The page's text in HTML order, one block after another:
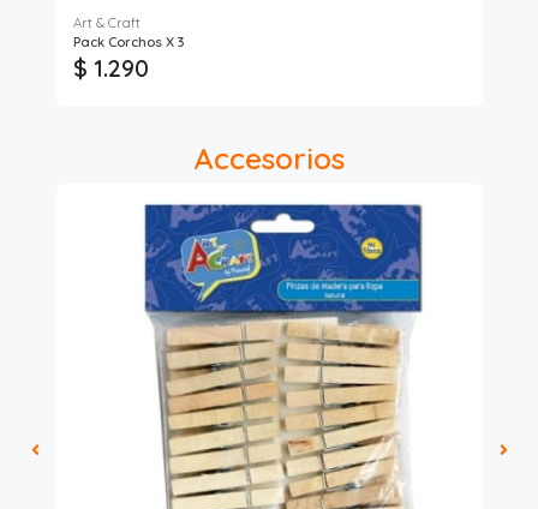
Art & Craft
Pack Corchos X 3
$ 1.290
Accesorios